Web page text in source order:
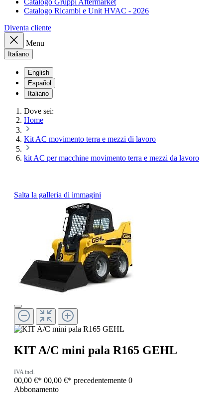
Catalogo Gruppi Aftermarket
Catalogo Ricambi e Unit HVAC - 2026
Diventa cliente
Menu
Italiano
English
Español
Italiano
Dove sei:
Home
Kit AC movimento terra e mezzi di lavoro
kit AC per macchine movimento terra e mezzi da lavoro
Salta la galleria di immagini
KIT A/C mini pala R165 GEHL
IVA incl.
00,00 €* 00,00 €* precedentemente 0
Abbonamento